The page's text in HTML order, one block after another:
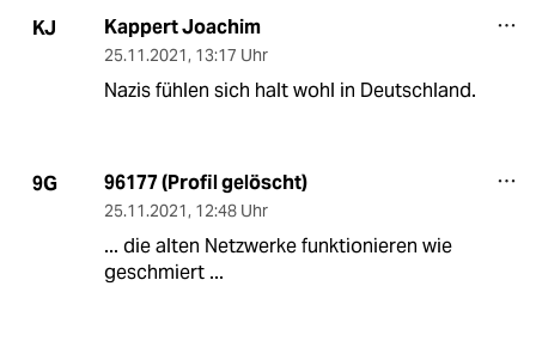
KJ Kappert Joachim
25.11.2021, 13:17 Uhr
Nazis fühlen sich halt wohl in Deutschland.
9G 96177 (Profil gelöscht)
25.11.2021, 12:48 Uhr
... die alten Netzwerke funktionieren wie
geschmiert ...